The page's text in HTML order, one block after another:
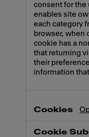
consent for the
enables site
each category
browser, when
cookie has a
that returning
their
information